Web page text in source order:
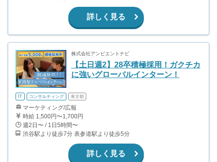
詳しく見る
株式会社アンビエントナビ
【土日週2】28卒積極採用！ガクチカ
に強いグローバルインターン！
IT コンサルティング 東京都
マーケティング/広報
時給 1,500円〜1,700円
週2日〜 / 1日5時間〜
渋谷駅より徒歩7分 表参道駅より徒歩5分
詳しく見る